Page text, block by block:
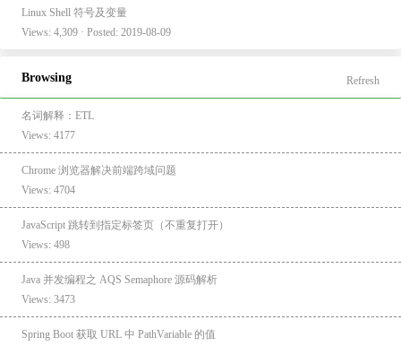
Linux Shell 符号及变量
Views: 4,309 · Posted: 2019-08-09
Browsing Refresh
名词解释：ETL
Views: 4177
Chrome 浏览器解决前端跨域问题
Views: 4704
JavaScript 跳转到指定标签页（不重复打开）
Views: 498
Java 并发编程之 AQS Semaphore 源码解析
Views: 3473
Spring Boot 获取 URL 中 PathVariable 的值